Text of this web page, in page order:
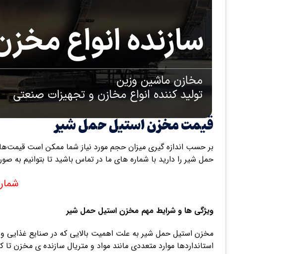
قیمت مخزن استیل حمل شیر
بر حسب اندازه گیری میزان حجم مورد نیاز شما ممکن است
حمل شیر را دارید با شماره های ما در تماس باشید تا بتوانیم به
شماره
ویژگی ها و شرایط مهم مخزن استیل حمل شیر
مخزن استیل حمل شیر به علت اهمیت بالایی که در صنایع غذایی
استانداردها موارد متعددی مانند مواد و متریال سازنده ی